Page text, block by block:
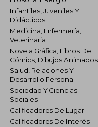
Infantiles, Juveniles Y
Didácticos
Medicina, Enfermería,
Veterinaria
Novela Gráfica, Libros De
Cómics, Dibujos Animados
Salud, Relaciones Y
Desarrollo Personal
Sociedad Y Ciencias
Sociales
Calificadores De Lugar
Calificadores De Interés